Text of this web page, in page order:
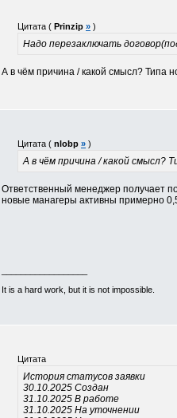
Цитата ( Prinzip » )
Надо перезаключать
А в чём причина / какой смысл? Типа
Цитата ( nlobp » )
А в чём причина / какой смысл?
Ответственный менеджер получает
новые манагеры активны примерно
It is a hard work, but it is not impossible.
Цитата
История статусов заявки
30.10.2025 Создан
31.10.2025 В работе
31.10.2025 На уточнении